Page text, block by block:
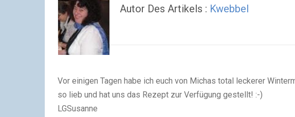
Autor Des Artikels : Kwebbel
Vor einigen Tagen habe ich euch von Michas total leckerer
so lieb und hat uns das Rezept zur Verfügung gestellt! :-)
LGSusanne